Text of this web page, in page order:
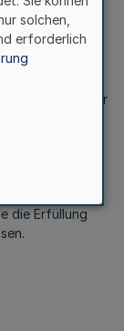
der Erfüllung der
gewähren
1 ganz,
eine
Härte nach
die Erfüllung
solchen,
erforderlich